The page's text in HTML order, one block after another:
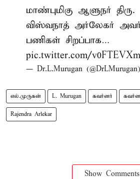
மாண்புமிகு ஆளுநர் திரு.
விஸ்வநாத் அர்லேகர்
பணிகள் சிறப்பாக…
pic.twitter.com/
— Dr.L.Murugan (@DrLMurugan)
எல்.முருகன் L. Murugan கவர்னர்
Rajendra Arlekar
Show Comments